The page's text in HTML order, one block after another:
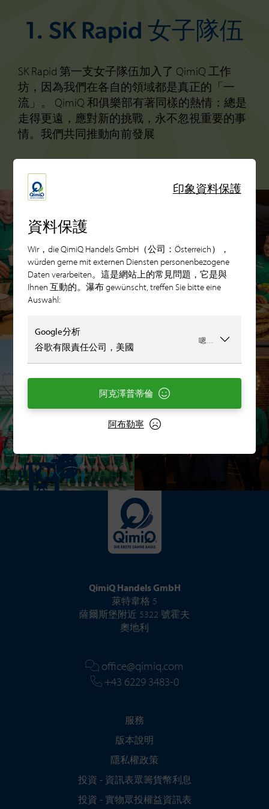
1. SK Rapid 女子隊伍
SK Rapid 第一支女子隊伍加入了 QimiQ 工作
坊，因為我們在各自的領域都是真正的「一
流」。 QimiQ 和俱樂部有著同樣的熱情：總是
走得更遠，應對新的挑戰，永不忽視重要的事
情。我們共同推動向前發展
QimiQ Handels GmbH
萊特韋格 5
薩爾斯堡附近 5322 號霍夫
奧地利
office@qimiq.com
+43 6229 3483-0
服務
版本說明
隱私權政策
投資 - 資訊表眾籌貨幣利息
投資 - 實物眾投權益資訊表
印象資料保護
資料保護
Wir，die QimiQ Handels GmbH（公司：Österreich），
würden gerne mit externen Diensten personenbezogene
Daten verarbeiten。這是網站上的常見問題，它是與
Ihnen 互動的。瀑布 gewünscht, treffen Sie bitte eine
Auswahl:
Google分析
谷歌有限責任公司，美國
嗯…
阿布勒寧
阿克澤普蒂倫